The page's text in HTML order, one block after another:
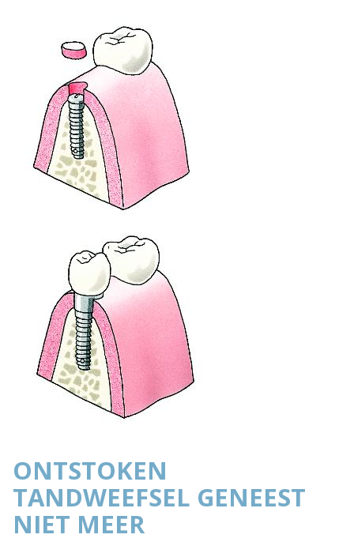
ONTSTOKEN
TANDWEEFSEL GENEEST
NIET MEER